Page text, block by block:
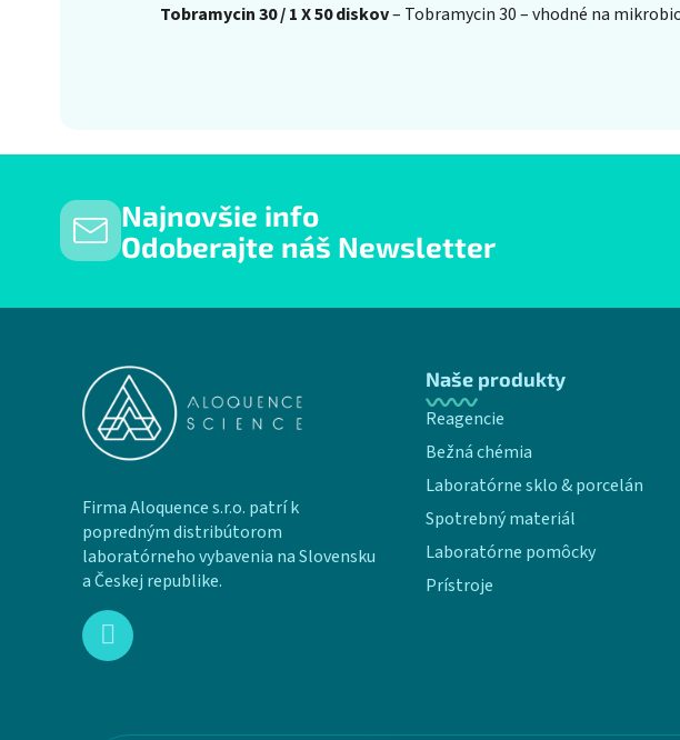
Tobramycin 30 / 1 X 50 diskov– Tobramycin 30 – vhodné na
Najnovšie info
Odoberajte náš Newsletter
Firma Aloquence s.r.o. patrí k
popredným distribútorom
laboratórneho vybavenia na Slovensku
a Českej republike.
Naše produkty
Reagencie
Bežná chémia
Laboratórne sklo & porcelán
Spotrebný materiál
Laboratórne pomôcky
Prístroje